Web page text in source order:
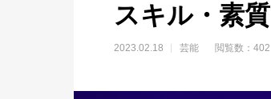
スキル・素質
2023.02.18 芸能 閲覧数：402